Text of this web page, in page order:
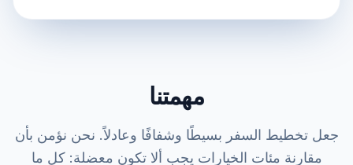
مهمتنا
جعل تخطيط السفر بسيطًا وشفافًا وعادلاً. نحن نؤمن بأن
مقارنة مئات الخيارات يجب ألا تكون معضلة: كل ما